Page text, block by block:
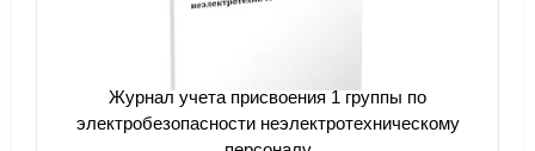
Журнал учета присвоения 1 группы по
электробезопасности неэлектротехническому